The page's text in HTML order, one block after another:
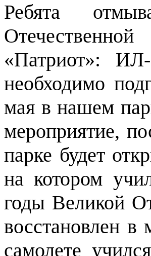
Ребята
«Патриот»:
необходимо
мая в нашем
мероприятие,
парке будет
на котором
годы Великой
восстановлен в
самолете